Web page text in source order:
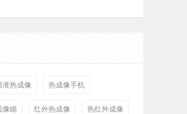
准热成像 热成像手机
像瞄 红外热成像 热红外成像